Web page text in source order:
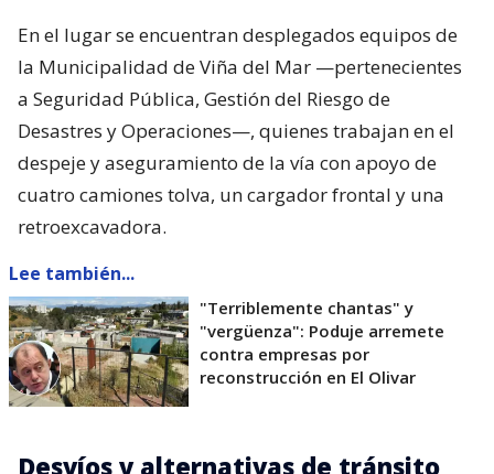
En el lugar se encuentran desplegados equipos de
la Municipalidad de Viña del Mar —pertenecientes
a Seguridad Pública, Gestión del Riesgo de
Desastres y Operaciones—, quienes trabajan en el
despeje y aseguramiento de la vía con apoyo de
cuatro camiones tolva, un cargador frontal y una
retroexcavadora.
Lee también...
"Terriblemente chantas" y
"vergüenza": Poduje arremete
contra empresas por
reconstrucción en El Olivar
Desvíos y alternativas de tránsito